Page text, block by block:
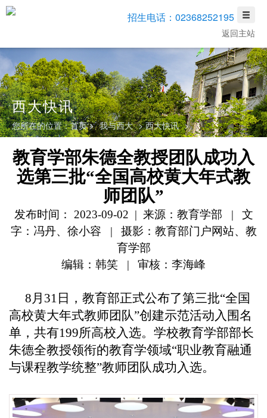
招生电话：02368252195
返回主站
西大快讯
您所在的位置：首页 > 我与西大 >西大快讯 >
教育学部朱德全教授团队成功入
选第三批“全国高校黄大年式教
师团队”
发布时间： 2023-09-02 | 来源：教育学部 |
文
字：冯丹、徐小容
|
摄影：教育部门户网站、教
育学部
编辑：韩笑
| 审核：李海峰
8月31日，教育部正式公布了第三批“全国
高校黄大年式教师团队”创建示范活动入围名
单，共有199所高校入选。学校教育学部部长
朱德全教授领衔的教育学领域“职业教育融通
与课程教学统整”教师团队成功入选。